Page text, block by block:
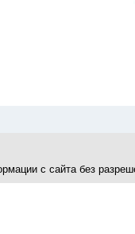
с сайта без